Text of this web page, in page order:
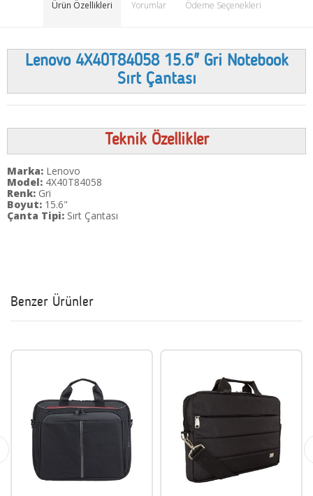
Ürün Özellikleri Yorumlar Ödeme Seçenekleri
Lenovo 4X40T84058 15.6" Gri Notebook
Sırt Çantası
Teknik Özellikler
Marka: Lenovo
Model: 4X40T84058
Renk: Gri
Boyut: 15.6"
Çanta Tipi: Sırt Çantası
Benzer Ürünler